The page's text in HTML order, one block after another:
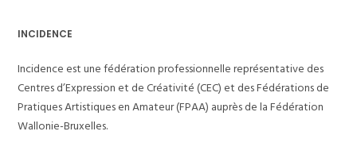
INCIDENCE
Incidence est une fédération professionnelle représentative des
Centres d’Expression et de Créativité (CEC) et des Fédérations de
Pratiques Artistiques en Amateur (FPAA) auprès de la Fédération
Wallonie-Bruxelles.